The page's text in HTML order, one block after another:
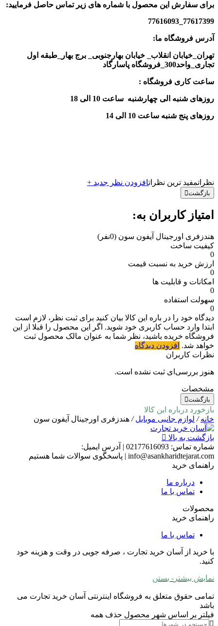
برای سفارش این محصول با شماره های زیر تماس حاصل فرمایید:
77617399_77616093
آدرس فروشگاه ما:
تهران_خیابان انقلاب_ خیابان بهارجنوبی_ برج بهار_طبقه اول
تجاری_واحد300_فروشگاه پاسارگاد
ساعت کاری فروشگاه :
روزهای شنبه الی چهارشنبه ساعت 10 الی 18
روزهای پنج شنبه ساعت 10 الی 14
نظراتمفید ترین نظراتافزودن نظر جدید +
بازگشت
امتیاز کاربران به:
هندزفری اورجینال آیفون سون (0نفر)
کیفیت ساخت
0
ارزش خرید به نسبت قیمت
0
امکانات و قابلیت ها
0
سهولت استفاده
0
دیدگاه خود را در باره این کالا بیان کنید برای ثبت نظر، لازم است
ابتدا وارد حساب کاربری خود شوید. اگر این محصول را قبلا از این
فروشگاه خریده باشید، نظر شما به عنوان مالک محصول ثبت
خواهد شد. افزودن دیدگاه
نظرات کاربران
هنوز بررسی‌ای ثبت نشده است.
مشخصات
بازگشت
بازخورد درباره این کالا
خانه/ لوازم جانبی موبایل/ هندزفری اورجینال آیفون سون
بازگشت به بالا
شماره تماس: 02177616093
| آدرس ایمیل:
info@asankharidtejarat.com
| پاسخگوی سوالات شما هستیم
راهنمای خرید
درباره ما
تماس با ما
محصولات
راهنمای خرید
تماس با ما
با خرید از آسان خرید تجارت ، صرفه جویی در وقت و هزینه خود
کنید.
نمایش بیشتر - بستن
تمامی حقوق متعلق به فروشگاه اینترنتی آسان خرید تجارت می
باشد
فیلتر بر اساس شهر محصول حذف همه